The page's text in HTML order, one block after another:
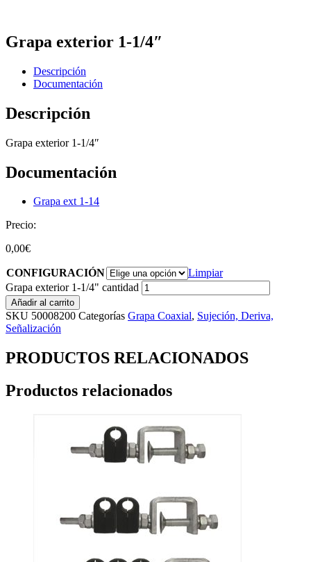
Grapa exterior 1-1/4″
Descripción
Documentación
Descripción
Grapa exterior 1-1/4″
Documentación
Grapa ext 1-14
Precio:
0,00€
CONFIGURACIÓN
Limpiar
Grapa exterior 1-1/4" cantidad
Añadir al carrito
SKU 50008200 Categorías Grapa Coaxial, Sujeción, Deriva,
Señalización
PRODUCTOS RELACIONADOS
Productos relacionados